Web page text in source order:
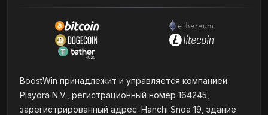
BoostWin принадлежит и управляется компанией
Playora N.V., регистрационный номер 164245,
зарегистрированный адрес: Hanchi Snoa 19, здание